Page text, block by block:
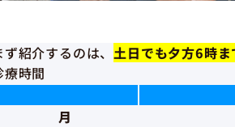
ず紹介するのは、 土日でも夕方6時
療時間
月